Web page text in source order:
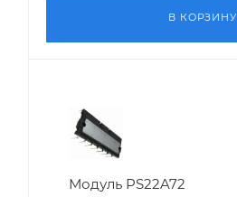
В КОРЗИНУ
Модуль PS22A72